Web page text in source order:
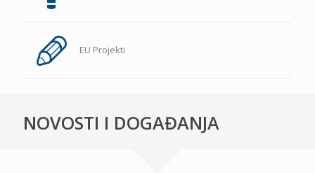
EU Projekti
NOVOSTI I DOGAĐANJA